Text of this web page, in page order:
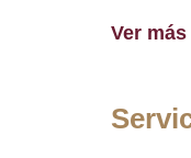
Ver más